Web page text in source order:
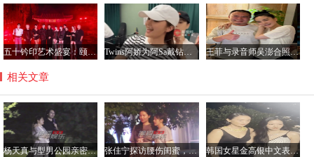
五十钤印艺术盛宴：颐和园星光璀璨，群星共铸艺术新篇章 Twins阿娇为阿Sa戴钻石项链，阿Sa宣布结婚感情稳定 王菲与录音师吴澎合照曝光，56岁状态惊艳引热议
相关文章
杨天真与型男公园亲密漫步 搂腰搭肩尽显好关系 张佳宁探访腰伤闺蜜，贴心陪伴尽显真情 韩国女星金高银中文表白周迅：我超喜欢你